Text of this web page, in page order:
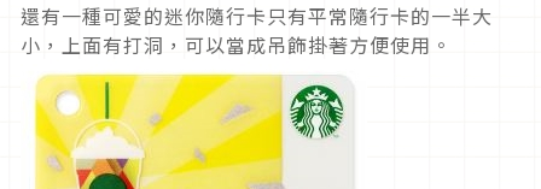
還有一種可愛的迷你隨行卡只有平常隨行卡的一半大
小，上面有打洞，可以當成吊飾掛著方便使用。